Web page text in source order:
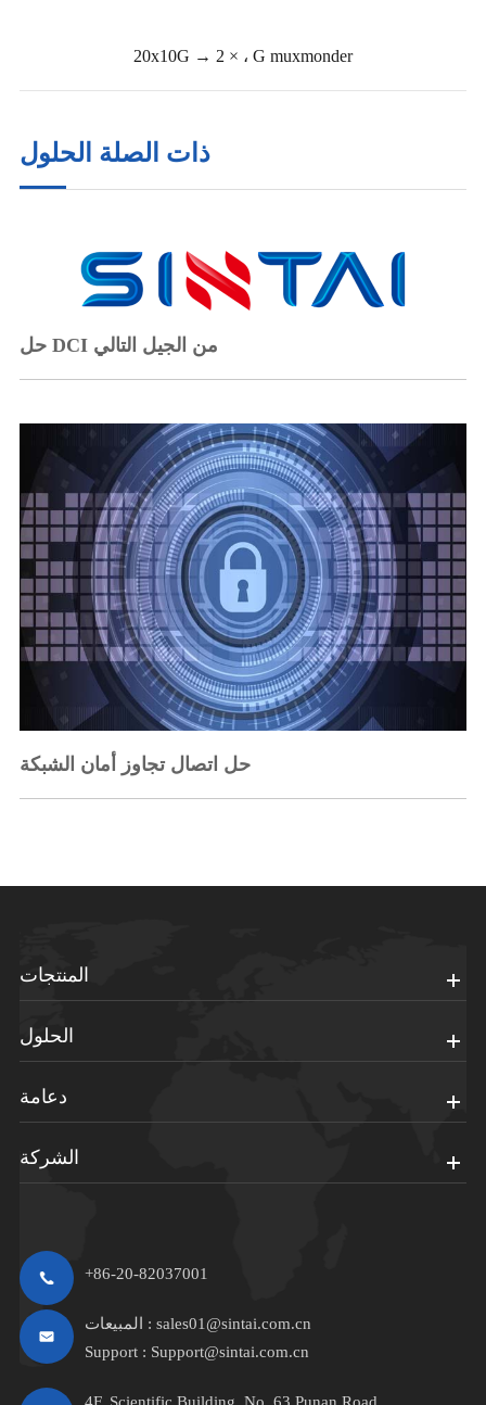
20x10G → 2 × ، G muxmonder
ذات الصلة الحلول
حل DCI من الجيل التالي
حل اتصال تجاوز أمان الشبكة
المنتجات
الحلول
دعامة
الشركة
+86-20-82037001
المبيعات : sales01@sintai.com.cn
Support : Support@sintai.com.cn